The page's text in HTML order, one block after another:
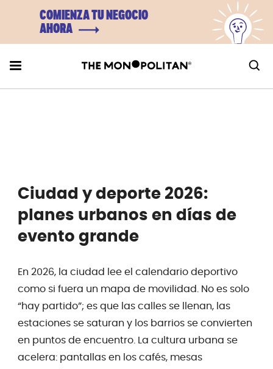
COMIENZA TU NEGOCIO
AHORA
Ciudad y deporte 2026:
planes urbanos en días de
evento grande
En 2026, la ciudad lee el calendario deportivo
como si fuera un mapa de movilidad. No es solo
“hay partido”; es que las calles se llenan, las
estaciones se saturan y los barrios se convierten
en puntos de encuentro. La cultura urbana se
acelera: pantallas en los cafés, mesas